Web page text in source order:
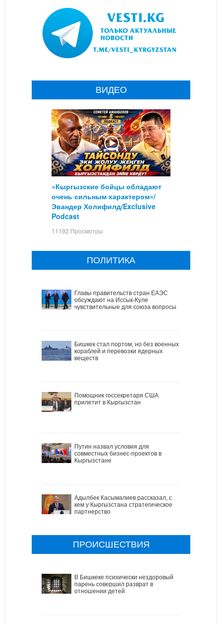
ВИДЕО
«Кыргызские бойцы обладают
очень сильным характером»/
Эвандер Холифилд/Exclusive
Podcast
11192 Просмотры
ПОЛИТИКА
Главы правительств стран ЕАЭС
обсуждают на Иссык-Куле
чувствительные для союза вопросы
Бишкек стал портом, но без военных
кораблей и перевозки ядерных
веществ
Помощник госсекретаря США
прилетит в Кыргызстан
Путин назвал условия для
совместных бизнес-проектов в
Кыргызстане
Адылбек Касымалиев рассказал, с
кем у Кыргызстана стратегическое
партнерство
ПРОИСШЕСТВИЯ
В Бишкеке психически нездоровый
парень совершил разврат в
отношении детей